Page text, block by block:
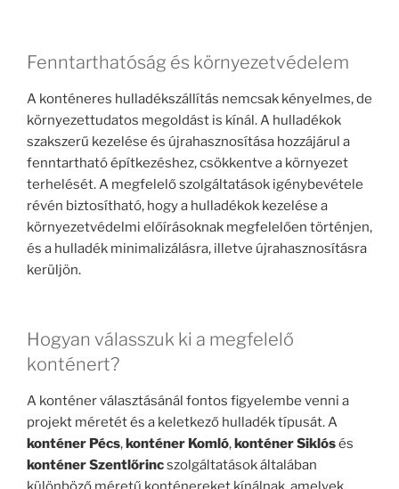
Fenntarthatóság és környezetvédelem
A konténeres hulladékszállítás nemcsak kényelmes, de
környezettudatos megoldást is kínál. A hulladékok
szakszerű kezelése és újrahasznosítása hozzájárul a
fenntartható építkezéshez, csökkentve a környezet
terhelését. A megfelelő szolgáltatások igénybevétele
révén biztosítható, hogy a hulladékok kezelése a
környezetvédelmi előírásoknak megfelelően történjen,
és a hulladék minimalizálásra, illetve újrahasznosításra
kerüljön.
Hogyan válasszuk ki a megfelelő
konténert?
A konténer választásánál fontos figyelembe venni a
projekt méretét és a keletkező hulladék típusát. A
konténer Pécs, konténer Komló, konténer Siklósés
konténer Szentlőrincszolgáltatások általában